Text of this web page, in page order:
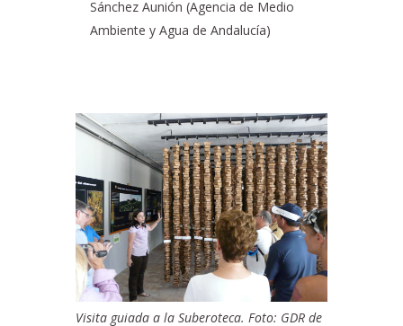
Sánchez Aunión (Agencia de Medio
Ambiente y Agua de Andalucía)
Visita guiada a la Suberoteca. Foto: GDR de